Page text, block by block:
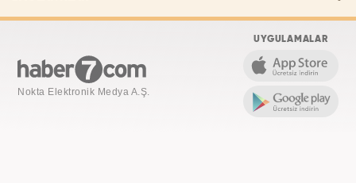
Nokta Elektronik Medya A.Ş.
UYGULAMALAR